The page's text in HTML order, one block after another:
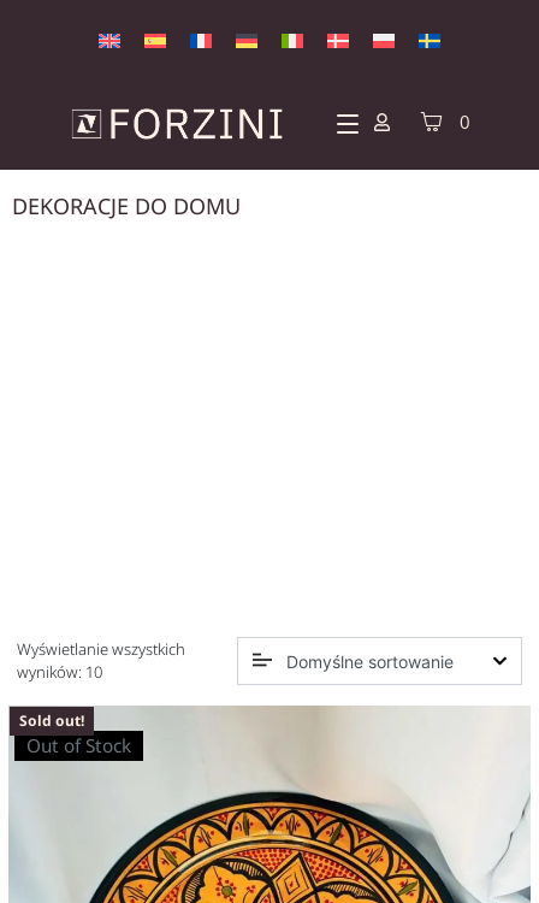
0
DEKORACJE DO DOMU
Wyświetlanie wszystkich
wyników: 10
Out of Stock
Sold out!